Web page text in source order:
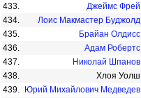
433.
Джеймс Фрей
434.
Лоис Макмастер Буджолд
435.
Брайан Олдисс
436.
Адам Робертс
437.
Николай Шпанов
438.
Хлоя Уолш
439.
Юрий Михайлович Медведев